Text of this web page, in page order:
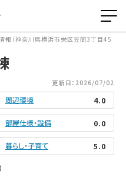
報（神奈川県横浜市栄区笠間3丁目45
更新日：2026/07/02
周辺環境 4.0
部屋仕様・設備 0.0
暮らし・子育て 5.0